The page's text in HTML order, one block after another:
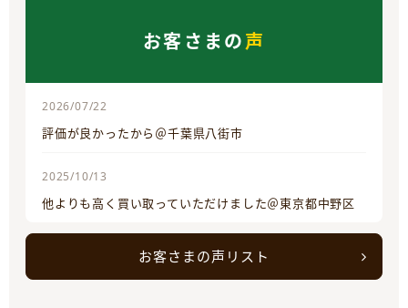
お客さまの声
2026/07/22
評価が良かったから＠千葉県八街市
2025/10/13
他よりも高く買い取っていただけました＠東京都中野区
お客さまの声リスト